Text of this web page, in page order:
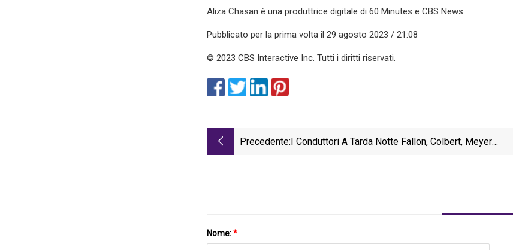
Aliza Chasan è una produttrice digitale di 60 Minutes e CBS News.
Pubblicato per la prima volta il 29 agosto 2023 / 21:08
© 2023 CBS Interactive Inc. Tutti i diritti riservati.
Precedente:I Conduttori A Tarda Notte Fallon, Colbert, Meyers,
Nome:*